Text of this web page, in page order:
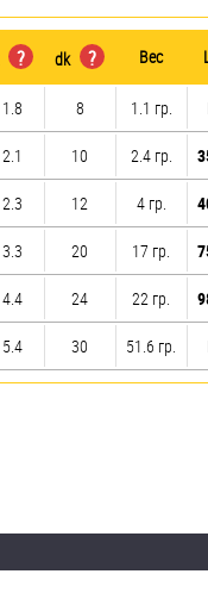
? dk ? Вес
1.8 8 1.1 гр.
2.1 10 2.4 гр.
2.3 12 4 гр.
3.3 20 17 гр.
4.4 24 22 гр.
5.4 30 51.6 гр.